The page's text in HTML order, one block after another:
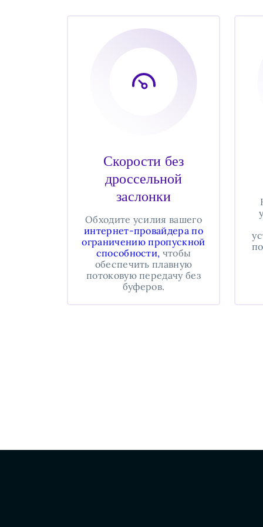
Скорости без
дроссельной
заслонки
Обходите усилия вашего
интернет-провайдера по
ограничению пропускной
способности, чтобы
обеспечить плавную
потоковую передачу без
буферов.